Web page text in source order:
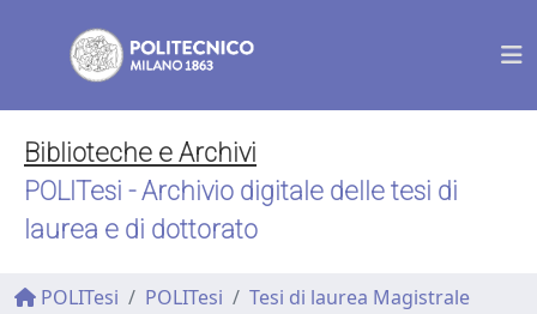
Biblioteche e Archivi
POLITesi - Archivio digitale delle tesi di
laurea e di dottorato
POLITesi POLITesi Tesi di laurea Magistrale